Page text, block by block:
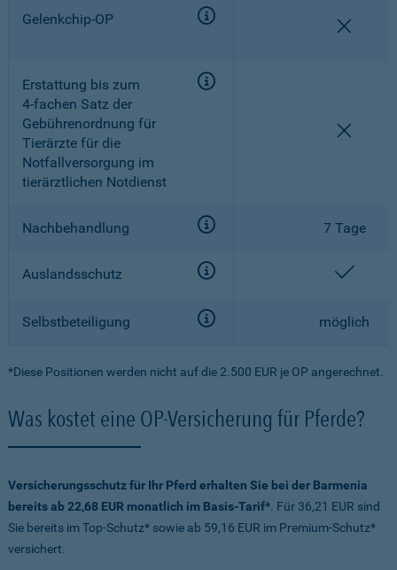
Gelenkchip-OP
Erstattung bis zum
4-fachen Satz der
Gebührenordnung für
Tierärzte für die
Notfallversorgung im
tierärztlichen Notdienst
Nachbehandlung 7 Tage
Auslandsschutz
Selbstbeteiligung möglich
*Diese Positionen werden nicht auf die 2.500 EUR je OP angerechnet.
Was kostet eine OP-Versicherung für Pferde?
Versicherungsschutz für Ihr Pferd erhalten Sie bei der Barmenia
bereits ab 22,68 EUR monatlich im Basis-Tarif*. Für 36,21 EUR sind
Sie bereits im Top-Schutz* sowie ab 59,16 EUR im Premium-Schutz*
versichert.